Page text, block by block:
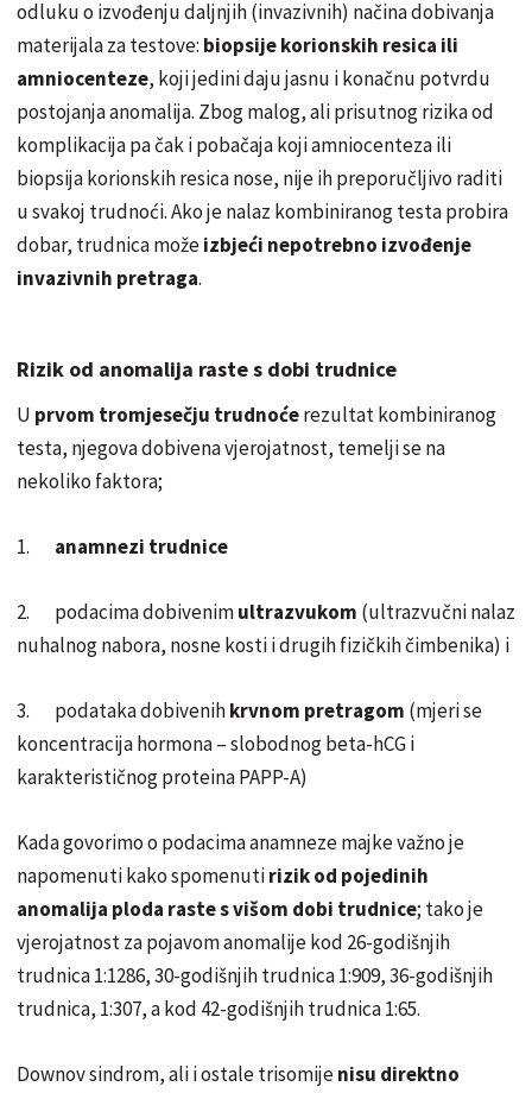
odluku o izvođenju daljnjih (invazivnih) načina dobivanja
materijala za testove: biopsije korionskih resica ili
amniocenteze, koji jedini daju jasnu i konačnu potvrdu
postojanja anomalija. Zbog malog, ali prisutnog rizika od
komplikacija pa čak i pobačaja koji amniocenteza ili
biopsija korionskih resica nose, nije ih preporučljivo raditi
u svakoj trudnoći. Ako je nalaz kombiniranog testa probira
dobar, trudnica možeizbjeći nepotrebno izvođenje
invazivnih pretraga.
Rizik od anomalija raste s dobi trudnice
U prvom tromjesečju trudnoćerezultat kombiniranog
testa, njegova dobivena vjerojatnost, temelji se na
nekoliko faktora;
1. anamnezi trudnice
2. podacima dobivenimultrazvukom (ultrazvučni nalaz
nuhalnog nabora, nosne kosti i drugih fizičkih čimbenika) i
3. podataka dobivenihkrvnom pretragom (mjeri se
koncentracija hormona – slobodnog beta-hCG i
karakterističnog proteina PAPP-A)
Kada govorimo o podacima anamneze majke važno je
napomenuti kako spomenutirizik od pojedinih
anomalija ploda raste s višom dobi trudnice; tako je
vjerojatnost za pojavom anomalije kod 26-godišnjih
trudnica 1:1286, 30-godišnjih trudnica 1:909, 36-godišnjih
trudnica, 1:307, a kod 42-godišnjih trudnica 1:65.
Downov sindrom, ali i ostale trisomijenisu direktno